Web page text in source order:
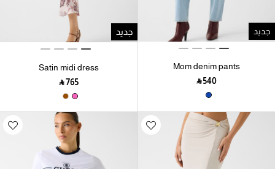
جديد
Mom denim pants
‎ ⃁ ⁦540⁩ ‎
جديد
Satin midi dress
‎ ⃁ ⁦765⁩ ‎